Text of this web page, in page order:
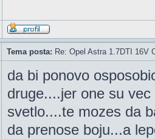
Tema posta: Re: Opel Astra 1.7DTI 16V
da bi ponovo
druge....jer one su
svetlo....te mozes da
da prenose boju...a